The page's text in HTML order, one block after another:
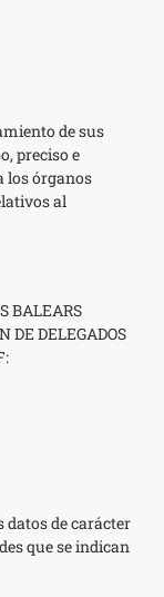
de sus
preciso e
los órganos
al
BALEARS
DE DELEGADOS
de carácter
que se indican